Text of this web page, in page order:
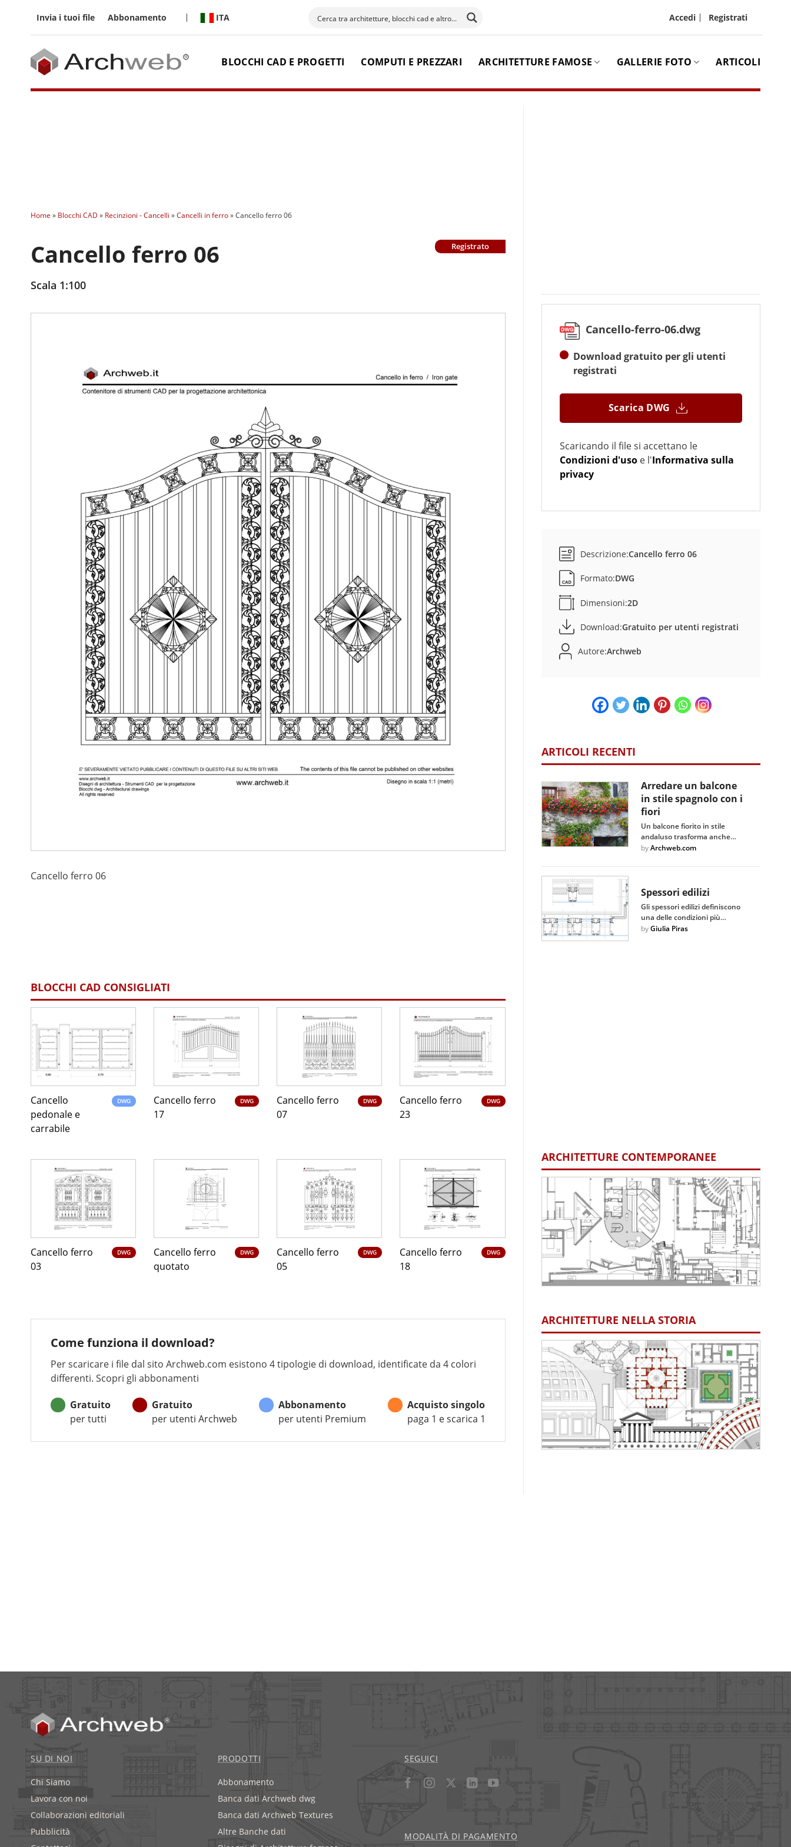
Invia i tuoi file Abbonamento ITA Accedi Registrati
BLOCCHI CAD E PROGETTI COMPUTI E PREZZARI ARCHITETTURE FAMOSE GALLERIE FOTO ARTICOLI
Home » Blocchi CAD » Recinzioni - Cancelli »Cancelli in ferro»Cancello ferro 06
Registrato
Cancello ferro 06
Scala 1:100
Cancello ferro 06
BLOCCHI CAD CONSIGLIATI
Cancello
pedonale e
carrabile
DWG
Cancello ferro
17
DWG
Cancello ferro
07
DWG
Cancello ferro
23
DWG
Cancello ferro
03
DWG
Cancello ferro
quotato
DWG
Cancello ferro
05
DWG
Cancello ferro
18
DWG
Come funziona il download?
Per scaricare i file dal sito Archweb.com esistono 4 tipologie di download, identificate da 4 colori
differenti. Scopri gli abbonamenti
Gratuito
per tutti
Gratuito
per utenti Archweb
Abbonamento
per utenti Premium
Acquisto singolo
paga 1 e scarica 1
Cancello-ferro-06.dwg
Download gratuito per gli utenti
registrati
Scarica DWG
Scaricando il file si accettano le
Condizioni d'usoe l'Informativa sulla
privacy
Descrizione:Cancello ferro 06
Formato:DWG
Dimensioni:2D
Download:Gratuito per utenti registrati
Autore:Archweb
ARTICOLI RECENTI
Arredare un balcone
in stile spagnolo con i
fiori
Un balcone fiorito in stile
andaluso trasforma anche…
by Archweb.com
Spessori edilizi
Gli spessori edilizi definiscono
una delle condizioni più…
by Giulia Piras
ARCHITETTURE CONTEMPORANEE
ARCHITETTURE NELLA STORIA
SU DI NOI
Chi Siamo
Lavora con noi
Collaborazioni editoriali
Pubblicità
PRODOTTI
Abbonamento
Banca dati Archweb dwg
Banca dati Archweb Textures
Altre Banche dati
SEGUICI
MODALITÀ DI PAGAMENTO